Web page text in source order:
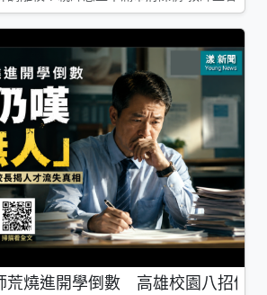
荒燒進開學倒數 高雄校園八招仍